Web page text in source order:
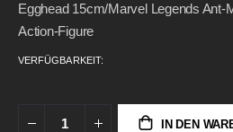
Egghead 15cm/Marvel Legends Ant-
Action-Figure
VERFÜGBARKEIT:
IN DEN